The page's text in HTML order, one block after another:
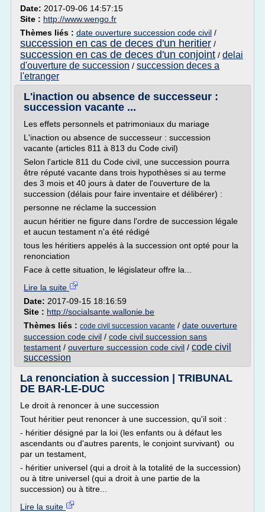
Date: 2017-09-06 14:57:15
Site : http://www.wengo.fr
Thèmes liés : date ouverture succession code civil /
succession en cas de deces d'un heritier /
succession en cas de deces d'un conjoint / delai
d'ouverture de succession / succession deces a
l'etranger
L'inaction ou absence de successeur :
succession vacante ...
Les effets personnels et patrimoniaux du mariage
L'inaction ou absence de successeur : succession
vacante (articles 811 à 813 du Code civil)
Selon l'article 811 du Code civil, une succession pourra
être réputé vacante dans trois hypothèses si au terme
des 3 mois et 40 jours à dater de l'ouverture de la
succession (délais pour faire inventaire et délibérer) :
personne ne réclame la succession
aucun héritier ne figure dans l'ordre de succession légale
et aucun testament n'a été rédigé
tous les héritiers appelés à la succession ont opté pour la
renonciation
Face à cette situation, le législateur offre la...
Lire la suite
Date: 2017-09-15 18:16:59
Site : http://socialsante.wallonie.be
Thèmes liés : code civil succession vacante / date ouverture
succession code civil / code civil succession sans
testament / ouverture succession code civil / code civil
succession
La renonciation à succession | TRIBUNAL
DE BAR-LE-DUC
Le droit à renoncer à une succession
Tout héritier peut renoncer à une succession, qu'il soit :
- héritier désigné par la loi (les enfants ou à défaut les
ascendants ou d'autres parents, le conjoint survivant) ou
par un testament,
- héritier universel (qui a droit à la totalité de la succession)
ou à titre universel (qui a droit à une partie de la
succession) ou à titre...
Lire la suite